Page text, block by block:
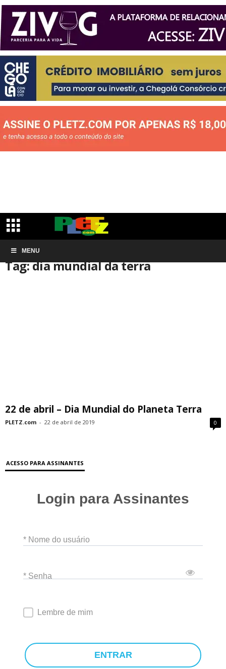
MENU
Início Tags
Tag: dia mundial da terra
22 de abril – Dia Mundial do Planeta Terra
PLETZ.com - 22 de abril de 2019 0
ACESSO PARA ASSINANTES
Login para Assinantes
* Nome do usuário
* Senha
Lembre de mim
ENTRAR